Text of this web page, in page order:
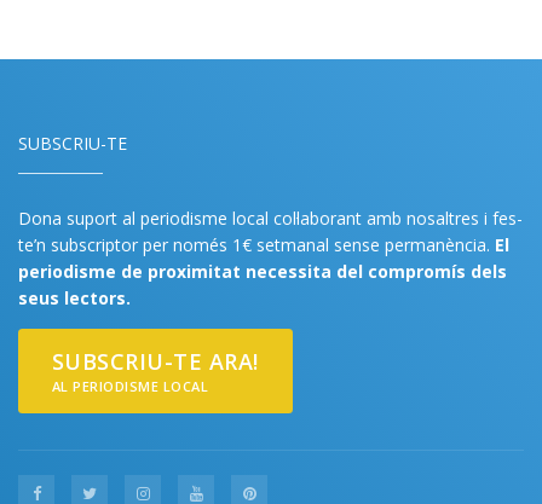
SUBSCRIU-TE
Dona suport al periodisme local col·laborant amb nosaltres i fes-
te’n subscriptor per només 1€ setmanal sense permanència. El
periodisme de proximitat necessita del compromís dels
seus lectors.
SUBSCRIU-TE ARA!
AL PERIODISME LOCAL